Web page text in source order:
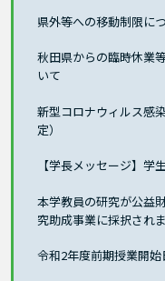
県外等への移動制限に
秋田県からの臨時休業
いて
新型コロナウィルス感
定）
【学長メッセージ】学
本学教員の研究が公益
究助成事業に採択され
令和2年度前期授業開